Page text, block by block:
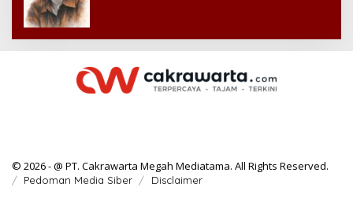
© 2026 - @ PT. Cakrawarta Megah Mediatama. All Rights Reserved.
Pedoman Media Siber Disclaimer